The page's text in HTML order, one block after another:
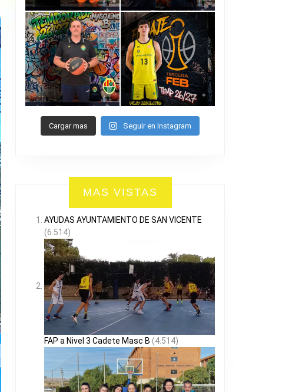
Cargar mas Seguir en Instagram
MAS VISTAS
AYUDAS AYUNTAMIENTO DE SAN VICENTE
(6.514)
FAP a Nivel 3 Cadete Masc B (4.514)